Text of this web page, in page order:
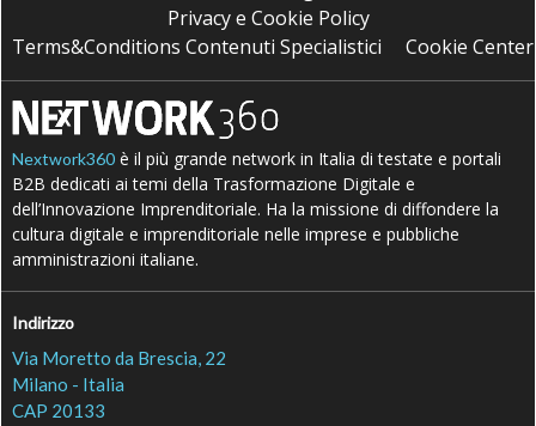
Privacy e Cookie Policy
Terms&Conditions Contenuti Specialistici
Cookie Center
Nextwork360 è il più grande network in Italia di testate e portali
B2B dedicati ai temi della Trasformazione Digitale e
dell’Innovazione Imprenditoriale. Ha la missione di diffondere la
cultura digitale e imprenditoriale nelle imprese e pubbliche
amministrazioni italiane.
Indirizzo
Via Moretto da Brescia, 22
Milano - Italia
CAP 20133